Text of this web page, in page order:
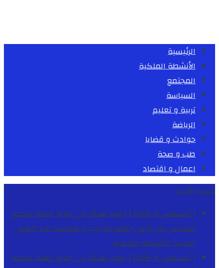
الرئيسية
الأنشطة الملكية
المجتمع
السياسة
تربية و تعليم
الرياضة
حوادث و قضايا
طب و صحة
اعمال و اقتصاد
شريط الأخبار
[ أغسطس 9, 2026 ]
برقية تهنئة الى جلالة الملك محمد
السادس من رئيس جمهورية ليبيريا بمناسبة عيد العرش
المجيدالأنشطة الملكية
[ أغسطس 9, 2026 ]
برقية تهنئة الى جلالة الملك محمد